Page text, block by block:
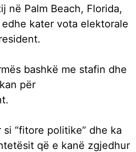
në Palm Beach, Florida,
kater vota elektorale
bashkë me stafin dhe
për
“fitore politike” dhe ka
që e kanë zgjedhur